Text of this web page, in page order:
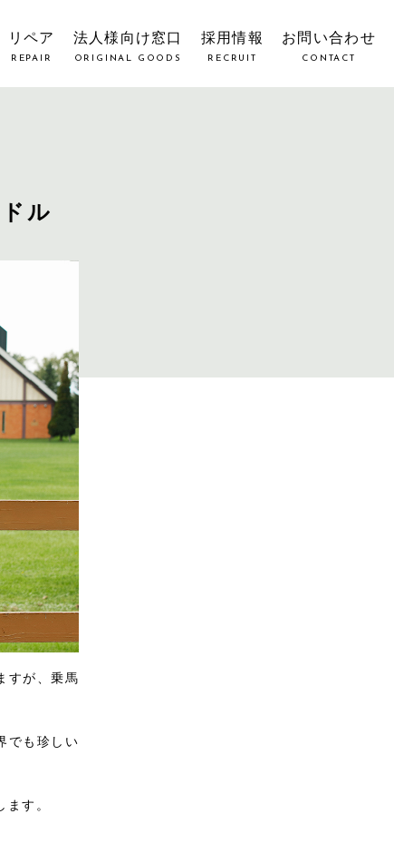
リペア
REPAIR
法人様向け窓口
ORIGINAL GOODS
採用情報
RECRUIT
お問い合わせ
CONTACT
ル
すが、乗馬
でも珍しい
す。